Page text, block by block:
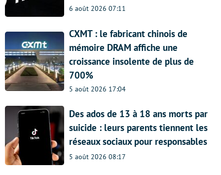
6 août 2026 07:11
CXMT : le fabricant chinois de
mémoire DRAM affiche une
croissance insolente de plus de
700%
5 août 2026 17:04
Des ados de 13 à 18 ans morts par
suicide : leurs parents tiennent les
réseaux sociaux pour responsables
5 août 2026 08:17